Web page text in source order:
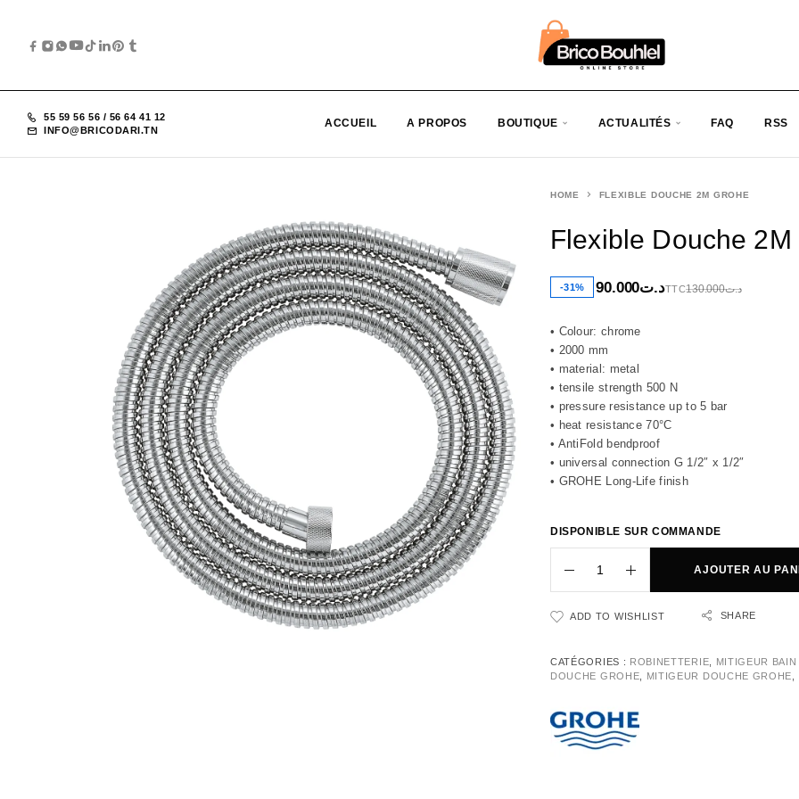
55 59 56 56 / 56 64 41 12
INFO@BRICODARI.TN
ACCUEIL A PROPOS BOUTIQUE ACTUALITÉS FAQ RSS
HOME FLEXIBLE DOUCHE 2M GROHE
Flexible Douche 2M
-31% د.ت130.000 د.ت90.000 TTC
• Colour: chrome
• 2000 mm
• material: metal
• tensile strength 500 N
• pressure resistance up to 5 bar
• heat resistance 70°C
• AntiFold bendproof
• universal connection G 1/2″ x 1/2″
• GROHE Long-Life finish
DISPONIBLE SUR COMMANDE
AJOUTER AU
ADD TO WISHLIST SHARE
CATÉGORIES : ROBINETTERIE,
MITIGEUR BAIN
DOUCHE GROHE, MITIGEUR DOUCHE GROHE,